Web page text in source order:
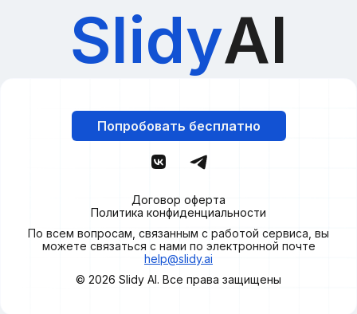
SlidyAI
Попробовать бесплатно
Договор оферта
Политика конфиденциальности
По всем вопросам, связанным с работой сервиса, вы
можете связаться с нами по электронной почте
help@slidy.ai
© 2026 Slidy AI. Все права защищены